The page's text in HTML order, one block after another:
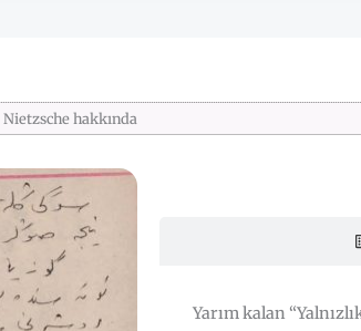
Nietzsche hakkında
Yarım kalan